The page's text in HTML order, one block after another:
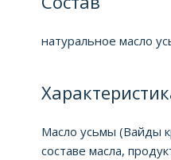
натуральное масло
Масло усьмы (Вайды
составе масла,